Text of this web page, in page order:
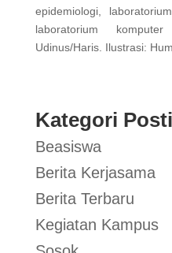
epidemiologi,
laboratorium
Udinus/Haris. Ilustrasi:
Kategori
Beasiswa
Berita Kerjasama
Berita Terbaru
Kegiatan Kampus